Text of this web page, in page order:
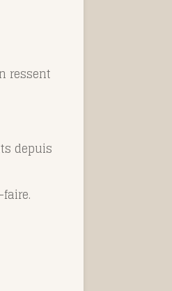
ressent
depuis